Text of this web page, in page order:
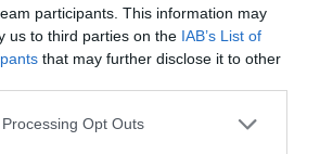
participants. This information may
us to third parties on the IAB’s List of
that may further disclose it to other
Opt Outs
ΜΟΥΣΙΚΗ / ΜΟΥΣΙΚΑ ΝΕΑ
το αφιέρωμα στη